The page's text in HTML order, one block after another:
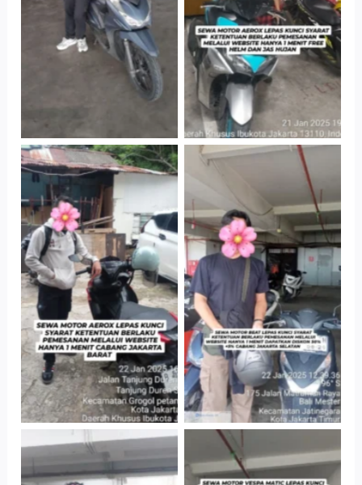
Parkir P6A
Parkir P6A
Cabang Jakarta
Barat
Cityplaza
Jatinegara Gedung
Parkir P6A